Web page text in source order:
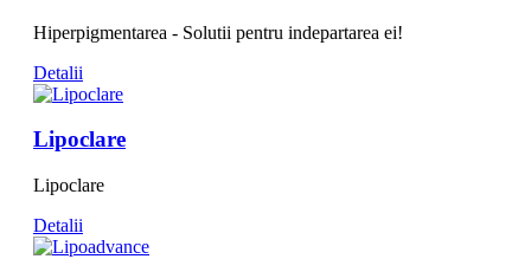
Hiperpigmentarea - Solutii pentru indepartarea ei!
Detalii
Lipoclare
Lipoclare
Detalii